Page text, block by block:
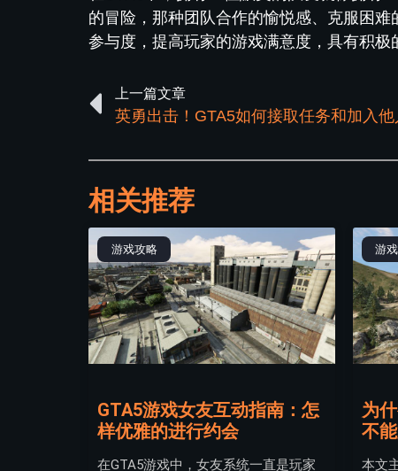
的冒险，那种团队合作的愉悦感、克服困
参与度，提高玩家的游戏满意度，具有积极
上一篇文章
英勇出击！GTA5如何接取任务和加入他
相关推荐
游戏攻略
GTA5游戏女友互动指南：怎
样优雅的进行约会
在GTA5游戏中，女友系统一直是玩家
游
为
不
本文